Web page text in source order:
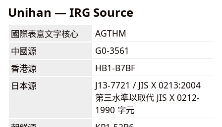
Unihan — IRG Source
國際表意文字核心
AGTHM
中國源
G0-3561
香港源
HB1-B7BF
日本源
J13-7721 / JIS X 0213:2004
第三水準以取代 JIS X 0212-
1990 字元